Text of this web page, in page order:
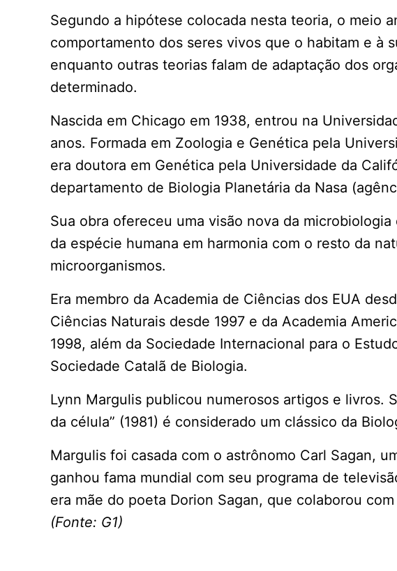
Segundo a hipótese colocada nesta teoria, o meio
comportamento dos seres vivos que o habitam e à
enquanto outras teorias falam de adaptação dos
determinado.
Nascida em Chicago em 1938, entrou na
anos. Formada em Zoologia e Genética pela
era doutora em Genética pela Universidade da
departamento de Biologia Planetária da Nasa
Sua obra ofereceu uma visão nova da
da espécie humana em harmonia com o resto da
microorganismos.
Era membro da Academia de Ciências dos EUA
Ciências Naturais desde 1997 e da Academia
1998, além da Sociedade Internacional para o
Sociedade Catalã de Biologia.
Lynn Margulis publicou numerosos artigos e livros.
da célula” (1981) é considerado um clássico da
Margulis foi casada com o astrônomo Carl Sagan,
ganhou fama mundial com seu programa de
era mãe do poeta Dorion Sagan, que colaborou
(Fonte: G1)